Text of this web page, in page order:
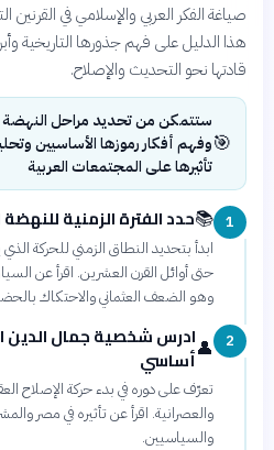
صياغة الفكر العربي والإسلامي في
هذا الدليل على فهم جذورها التاريخية
قادتها نحو التحديث والإصلاح.
🎯
ستتمكن من تحديد مراحل النهضة
وفهم أفكار رموزها الأساسيين
تأثيرها على المجتمعات العربية
1
📚حدد الفترة الزمنية للنهضة
ابدأ بتحديد النطاق الزمني للحركة
حتى أوائل القرن العشرين. اقرأ عن
وهو الضعف العثماني والاحتكاك
2
👤ادرس شخصية جمال الدين
أساسي
تعرّف على دوره في بدء حركة الإصلاح
والعصرانية. اقرأ عن تأثيره في مصر
والسياسيين.